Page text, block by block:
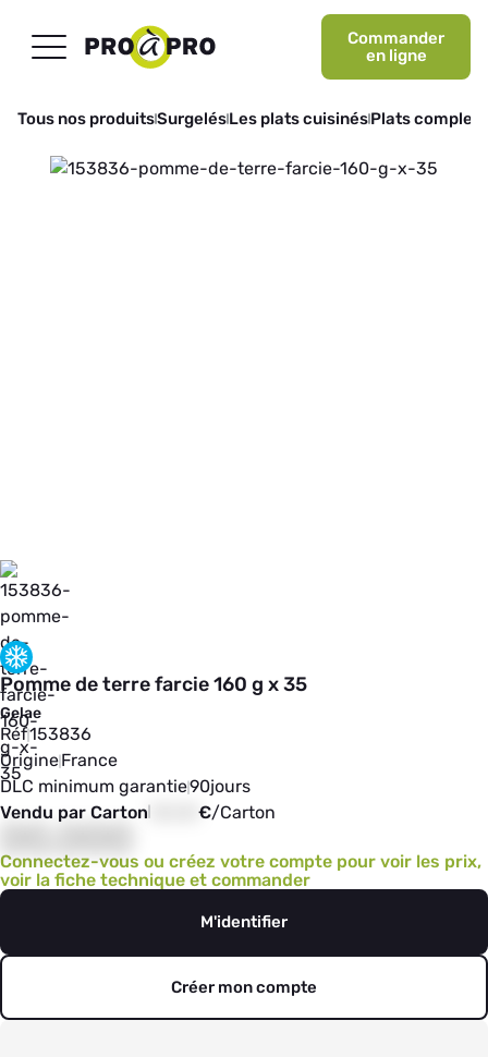
Commander
en ligne
Tous nos produitsSurgelésLes plats cuisinésPlats complets
Pomme de terre farcie 160 g x 35
Gelae
Réf153836
OrigineFrance
DLC minimum garantie90jours
Vendu par Carton
€/Carton
Connectez-vous ou créez votre compte pour voir les prix,
voir la fiche technique et commander
M'identifier
Créer mon compte